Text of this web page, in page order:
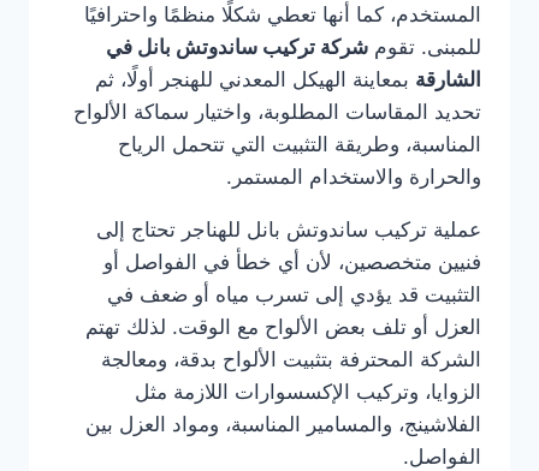
المستخدم، كما أنها تعطي شكلًا منظمًا واحترافيًا
للمبنى. تقوم شركة تركيب ساندوتش بانل في
الشارقة بمعاينة الهيكل المعدني للهنجر أولًا، ثم
تحديد المقاسات المطلوبة، واختيار سماكة الألواح
المناسبة، وطريقة التثبيت التي تتحمل الرياح
والحرارة والاستخدام المستمر.
عملية تركيب ساندوتش بانل للهناجر تحتاج إلى
فنيين متخصصين، لأن أي خطأ في الفواصل أو
التثبيت قد يؤدي إلى تسرب مياه أو ضعف في
العزل أو تلف بعض الألواح مع الوقت. لذلك تهتم
الشركة المحترفة بتثبيت الألواح بدقة، ومعالجة
الزوايا، وتركيب الإكسسوارات اللازمة مثل
الفلاشينج، والمسامير المناسبة، ومواد العزل بين
الفواصل.